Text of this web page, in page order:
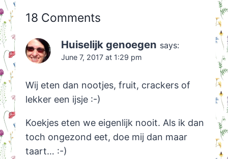
18 Comments
Huiselijk genoegen says:
June 7, 2017 at 1:29 pm
Wij eten dan nootjes, fruit, crackers of
lekker een ijsje :-)
Koekjes eten we eigenlijk nooit. Als ik dan
toch ongezond eet, doe mij dan maar
taart… :-)